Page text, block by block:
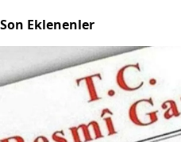
Son Eklenenler